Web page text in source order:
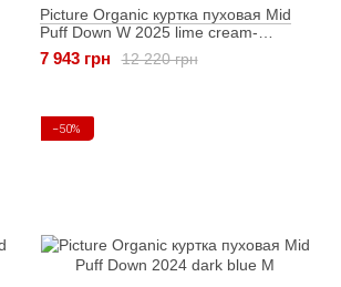
Picture Organic куртка пуховая Mid
Puff Down W 2025 lime cream-
roebuck S
12 220 грн
7 943 грн
−50%